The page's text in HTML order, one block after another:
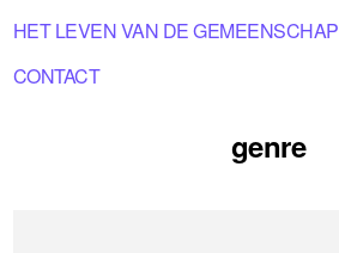
HET LEVEN VAN DE GEMEENSCHAP
CONTACT
genre